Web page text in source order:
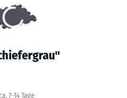
7-14 Tage